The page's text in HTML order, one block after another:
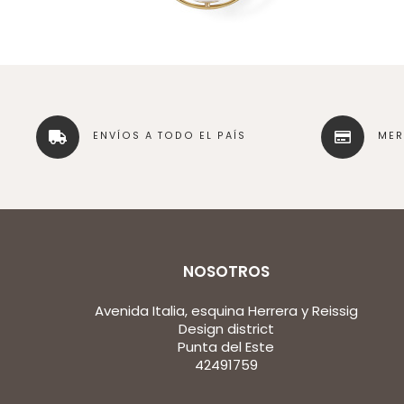
ENVÍOS A TODO EL PAÍS
NOSOTROS
Avenida Italia, esquina Herrera y Reissig
Design district
Punta del Este
42491759